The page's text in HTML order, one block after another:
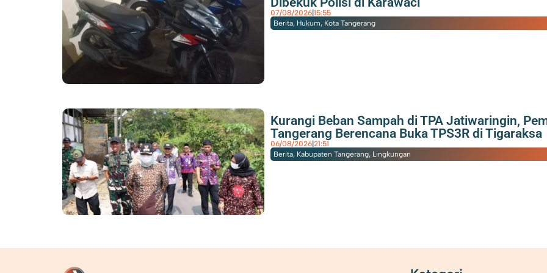
07/08/2026|15:55
Berita, Hukum, Kota Tangerang
Kurangi Beban Sampah di TPA Jatiwaringin,
Tangerang Berencana Buka TPS3R di Tigaraksa
06/08/2026|21:51
Berita, Kabupaten Tangerang, Lingkungan